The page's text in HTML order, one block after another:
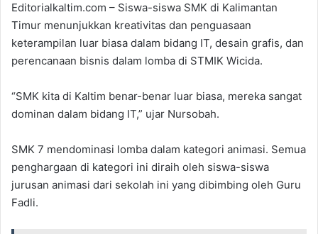
Editorialkaltim.com – Siswa-siswa SMK di Kalimantan
Timur menunjukkan kreativitas dan penguasaan
keterampilan luar biasa dalam bidang IT, desain grafis, dan
perencanaan bisnis dalam lomba di STMIK Wicida.
“SMK kita di Kaltim benar-benar luar biasa, mereka sangat
dominan dalam bidang IT,” ujar Nursobah.
SMK 7 mendominasi lomba dalam kategori animasi. Semua
penghargaan di kategori ini diraih oleh siswa-siswa
jurusan animasi dari sekolah ini yang dibimbing oleh Guru
Fadli.